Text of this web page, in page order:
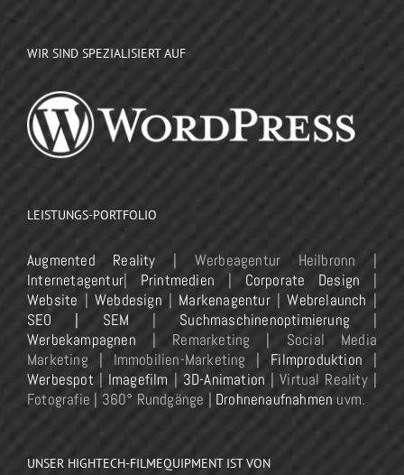
WIR SIND SPEZIALISIERT AUF
LEISTUNGS-PORTFOLIO
Augmented Reality | Werbeagentur Heilbronn |
Internetagentur| Printmedien | Corporate Design |
Website | Webdesign| Markenagentur|Webrelaunch |
SEO | SEM | Suchmaschinenoptimierung |
Werbekampagnen | Remarketing | Social Media
Marketing | Immobilien-Marketing | Filmproduktion |
Werbespot | Imagefilm | 3D-Animation | Virtual Reality |
Fotografie | 360° Rundgänge | Drohnenaufnahmen uvm.
UNSER HIGHTECH-FILMEQUIPMENT IST VON